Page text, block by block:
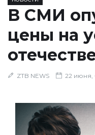
В СМИ
цены на
ZTB NEWS 22 июня,